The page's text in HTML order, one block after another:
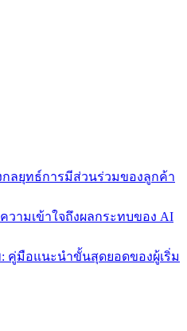
ลยุทธ์การมีส่วนร่วมของลูกค้า
ามเข้าใจถึงผลกระทบของ AI
คู่มือแนะนำขั้นสุดยอดของผู้เริ่ม